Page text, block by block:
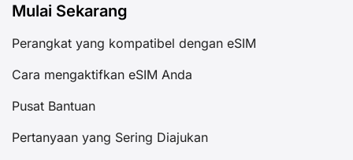
Mulai Sekarang
Perangkat yang kompatibel dengan eSIM
Cara mengaktifkan eSIM Anda
Pusat Bantuan
Pertanyaan yang Sering Diajukan